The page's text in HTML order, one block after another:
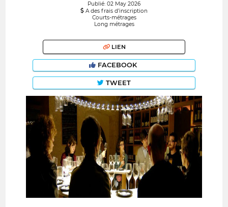
Publié: 02 May 2026
A des frais d’inscription
Courts-métrages
Long métrages
LIEN
FACEBOOK
TWEET